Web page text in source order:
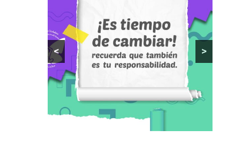
< >